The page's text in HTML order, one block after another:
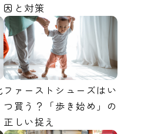
因と対策
ファーストシューズはい
つ買う？「歩き始め」の
正しい捉え